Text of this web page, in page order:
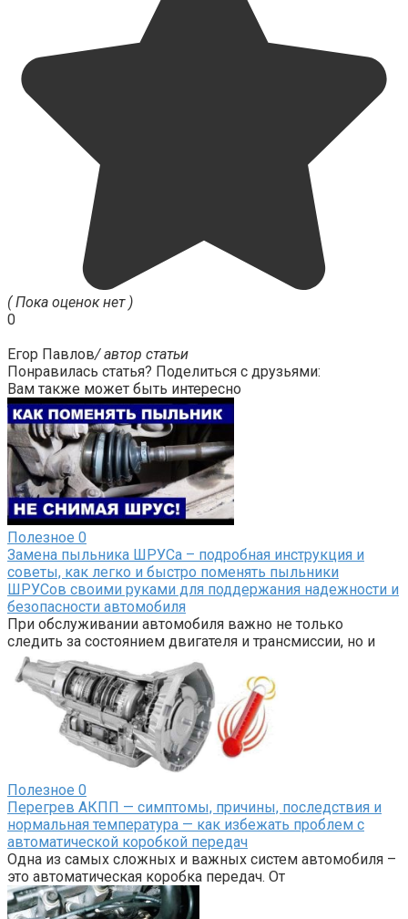
( Пока оценок нет )
0
Егор Павлов/ автор статьи
Понравилась статья? Поделиться с друзьями:
Вам также может быть интересно
Полезное 0
Замена пыльника ШРУСа – подробная инструкция и
советы, как легко и быстро поменять пыльники
ШРУСов своими руками для поддержания надежности и
безопасности автомобиля
При обслуживании автомобиля важно не только
следить за состоянием двигателя и трансмиссии, но и
Полезное 0
Перегрев АКПП — симптомы, причины, последствия и
нормальная температура — как избежать проблем с
автоматической коробкой передач
Одна из самых сложных и важных систем автомобиля –
это автоматическая коробка передач. От